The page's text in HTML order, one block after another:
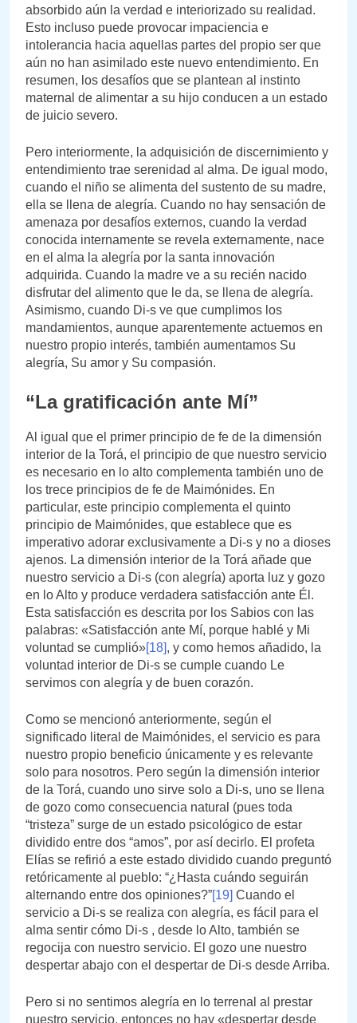
absorbido aún la verdad e interiorizado su realidad.
Esto incluso puede provocar impaciencia e
intolerancia hacia aquellas partes del propio ser que
aún no han asimilado este nuevo entendimiento. En
resumen, los desafíos que se plantean al instinto
maternal de alimentar a su hijo conducen a un estado
de juicio severo.
Pero interiormente, la adquisición de discernimiento y
entendimiento trae serenidad al alma. De igual modo,
cuando el niño se alimenta del sustento de su madre,
ella se llena de alegría. Cuando no hay sensación de
amenaza por desafíos externos, cuando la verdad
conocida internamente se revela externamente, nace
en el alma la alegría por la santa innovación
adquirida. Cuando la madre ve a su recién nacido
disfrutar del alimento que le da, se llena de alegría.
Asimismo, cuando Di-s ve que cumplimos los
mandamientos, aunque aparentemente actuemos en
nuestro propio interés, también aumentamos Su
alegría, Su amor y Su compasión.
“La gratificación ante Mí”
Al igual que el primer principio de fe de la dimensión
interior de la Torá, el principio de que nuestro servicio
es necesario en lo alto complementa también uno de
los trece principios de fe de Maimónides. En
particular, este principio complementa el quinto
principio de Maimónides, que establece que es
imperativo adorar exclusivamente a Di-s y no a dioses
ajenos. La dimensión interior de la Torá añade que
nuestro servicio a Di-s (con alegría) aporta luz y gozo
en lo Alto y produce verdadera satisfacción ante Él.
Esta satisfacción es descrita por los Sabios con las
palabras: «Satisfacción ante Mí, porque hablé y Mi
voluntad se cumplió»[18], y como hemos añadido, la
voluntad interior de Di-s se cumple cuando Le
servimos con alegría y de buen corazón.
Como se mencionó anteriormente, según el
significado literal de Maimónides, el servicio es para
nuestro propio beneficio únicamente y es relevante
solo para nosotros. Pero según la dimensión interior
de la Torá, cuando uno sirve solo a Di-s, uno se llena
de gozo como consecuencia natural (pues toda
“tristeza” surge de un estado psicológico de estar
dividido entre dos “amos”, por así decirlo. El profeta
Elías se refirió a este estado dividido cuando preguntó
retóricamente al pueblo: “¿Hasta cuándo seguirán
alternando entre dos opiniones?”[19] Cuando el
servicio a Di-s se realiza con alegría, es fácil para el
alma sentir cómo Di-s , desde lo Alto, también se
regocija con nuestro servicio. El gozo une nuestro
despertar abajo con el despertar de Di-s desde Arriba.
Pero si no sentimos alegría en lo terrenal al prestar
nuestro servicio, entonces no hay «despertar desde